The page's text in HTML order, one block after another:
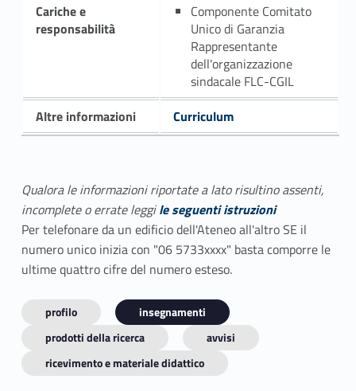
Cariche e
responsabilità
Componente Comitato
Unico di Garanzia
Rappresentante
dell'organizzazione
sindacale FLC-CGIL
Altre informazioni
Curriculum
Qualora le informazioni riportate a lato risultino assenti,
incomplete o errate leggile seguenti istruzioni
Per telefonare da un edificio dell'Ateneo all'altro SE il
numero unico inizia con "06 5733xxxx" basta comporre le
ultime quattro cifre del numero esteso.
profilo
insegnamenti
prodotti della ricerca
avvisi
ricevimento e materiale didattico